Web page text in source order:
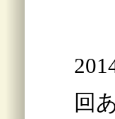
回